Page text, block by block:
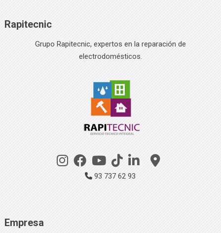
Rapitecnic
Grupo Rapitecnic, expertos en la reparación de
electrodomésticos.
93 737 62 93
Empresa